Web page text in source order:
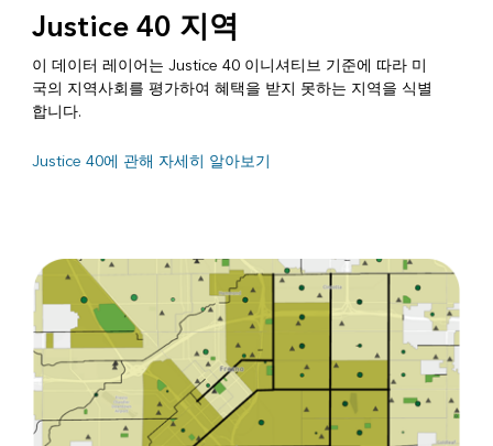
Justice 40 지역
이 데이터 레이어는 Justice 40 이니셔티브 기준에 따라 미
국의 지역사회를 평가하여 혜택을 받지 못하는 지역을 식별
합니다.
Justice 40에 관해 자세히 알아보기